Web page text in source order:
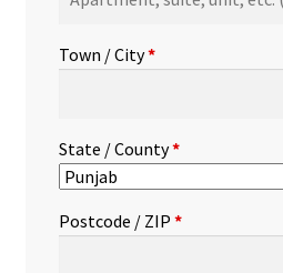
suite,
etc.(optional)
Town / City*
State / County*
Postcode / ZIP *